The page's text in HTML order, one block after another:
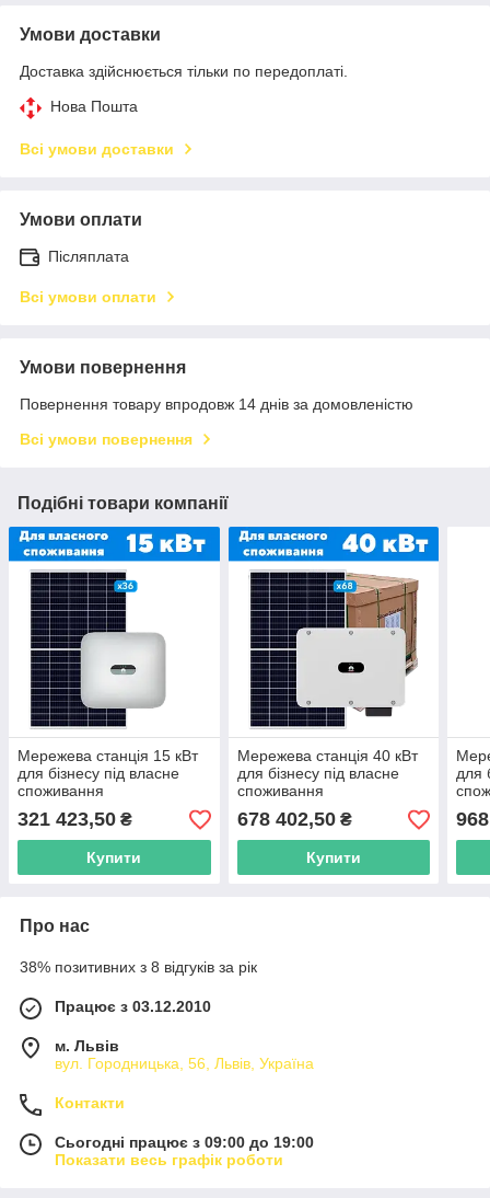
Умови доставки
Доставка здійснюється тільки по передоплаті.
Нова Пошта
Всі умови доставки
Умови оплати
Післяплата
Всі умови оплати
Умови повернення
Повернення товару впродовж 14 днів за домовленістю
Всі умови повернення
Подібні товари компанії
Мережева станція 15 кВт
для бізнесу під власне
споживання
321 423,50 ₴
Купити
Мережева станція 40 кВт
для бізнесу під власне
споживання
678 402,50₴
Купити
для
Про нас
38% позитивних з 8 відгуків за рік
Працює з 03.12.2010
м. Львів
вул. Городницька, 56, Львів, Україна
Контакти
Сьогодні працює з 09:00 до 19:00
Показати весь графік роботи